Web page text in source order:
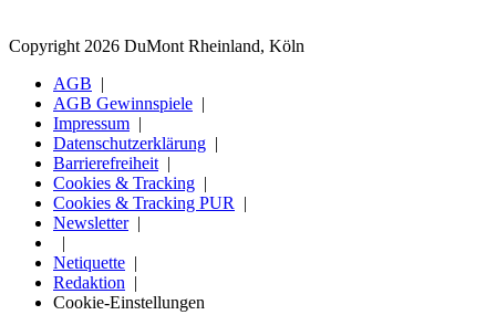
Copyright 2026 DuMont Rheinland, Köln
AGB
AGB Gewinnspiele
Impressum
Datenschutzerklärung
Barrierefreiheit
Cookies & Tracking
Cookies & Tracking PUR
Newsletter
Netiquette
Redaktion
Cookie-Einstellungen